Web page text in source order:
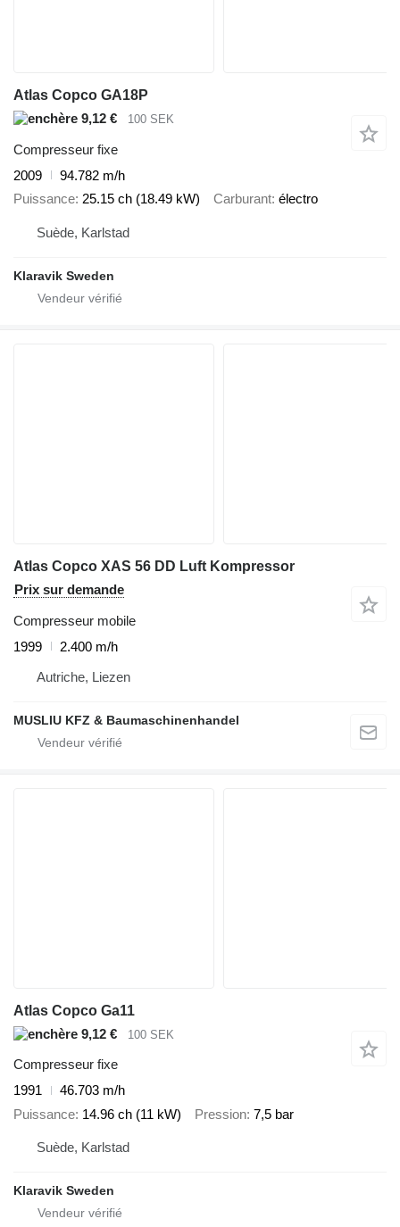
Atlas Copco GA18P
9,12 €
100 SEK
Compresseur fixe
2009
94.782 m/h
Puissance 25.15 ch (18.49 kW) Carburant électro
Suède, Karlstad
Klaravik Sweden
Atlas Copco XAS 56 DD Luft Kompressor
Prix sur demande
Compresseur mobile
1999
2.400 m/h
Autriche, Liezen
MUSLIU KFZ & Baumaschinenhandel
Atlas Copco Ga11
9,12 €
100 SEK
Compresseur fixe
1991
46.703 m/h
Puissance 14.96 ch (11 kW) Pression 7,5 bar
Suède, Karlstad
Klaravik Sweden